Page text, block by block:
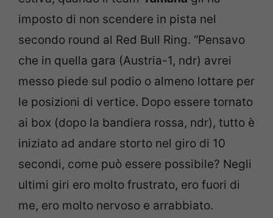
imposto di non scendere in pista nel
secondo round al Red Bull Ring. “Pensavo
che in quella gara (Austria-1, ndr) avrei
messo piede sul podio o almeno lottare per
le posizioni di vertice. Dopo essere tornato
ai box (dopo la bandiera rossa, ndr), tutto è
iniziato ad andare storto nel giro di 10
secondi, come può essere possibile? Negli
ultimi giri ero molto frustrato, ero fuori di
me, ero molto nervoso e arrabbiato.